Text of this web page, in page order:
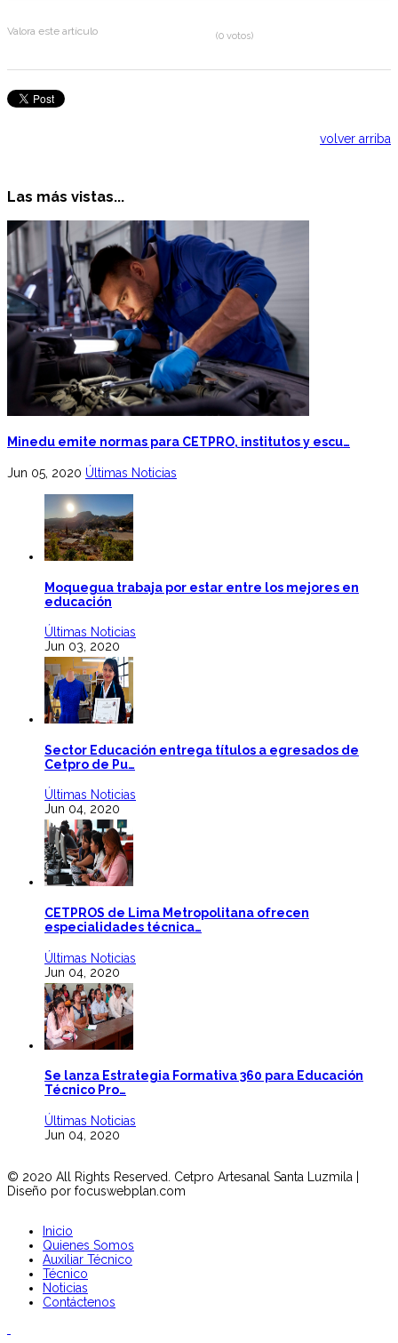
Valora este artículo (0 votos)
volver arriba
Las más vistas...
Minedu emite normas para CETPRO, institutos y escu…
Jun 05, 2020 Últimas Noticias
Moquegua trabaja por estar entre los mejores en
educación
Últimas Noticias
Jun 03, 2020
Sector Educación entrega títulos a egresados de
Cetpro de Pu…
Últimas Noticias
Jun 04, 2020
CETPROS de Lima Metropolitana ofrecen
especialidades técnica…
Últimas Noticias
Jun 04, 2020
Se lanza Estrategia Formativa 360 para Educación
Técnico Pro…
Últimas Noticias
Jun 04, 2020
© 2020 All Rights Reserved. Cetpro Artesanal Santa Luzmila |
Diseño por focuswebplan.com
Inicio
Quienes Somos
Auxiliar Técnico
Técnico
Noticias
Contáctenos